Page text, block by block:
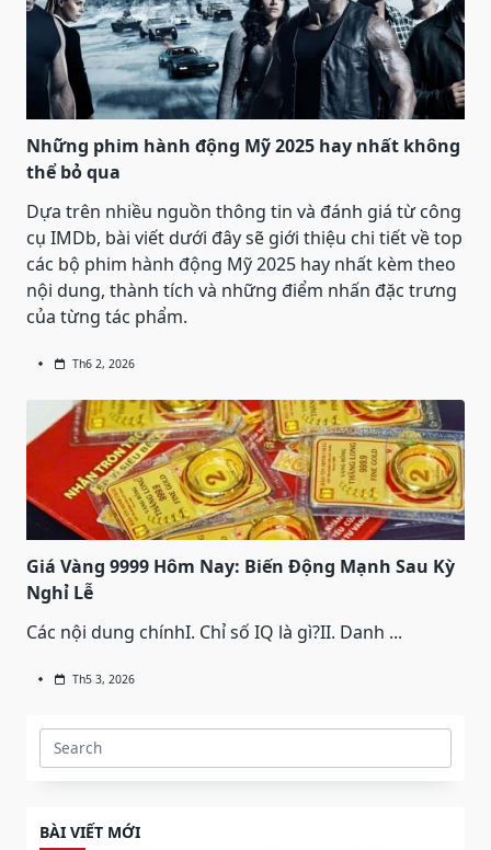
Những phim hành động Mỹ 2025 hay nhất không
thể bỏ qua
Dựa trên nhiều nguồn thông tin và đánh giá từ công
cụ IMDb, bài viết dưới đây sẽ giới thiệu chi tiết về top
các bộ phim hành động Mỹ 2025 hay nhất kèm theo
nội dung, thành tích và những điểm nhấn đặc trưng
của từng tác phẩm.
Th6 2, 2026
Giá Vàng 9999 Hôm Nay: Biến Động Mạnh Sau Kỳ
Nghỉ Lễ
Các nội dung chínhI. Chỉ số IQ là gì?II. Danh ...
Th5 3, 2026
Search
BÀI VIẾT MỚI